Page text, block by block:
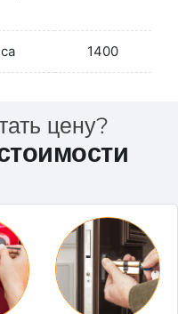
1400
цену?